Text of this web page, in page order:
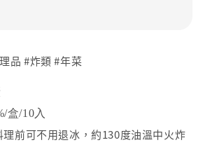
品 #炸類 #年菜
盒/10入
理前可不用退冰，約130度油溫中火炸